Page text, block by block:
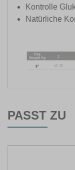
Kontrolle
Natürliche
PASST ZU